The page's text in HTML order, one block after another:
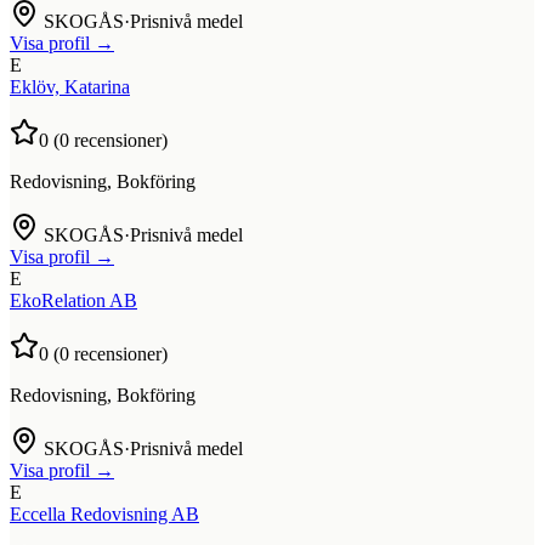
SKOGÅS·Prisnivå medel
Visa profil →
E
Eklöv, Katarina
0 (0 recensioner)
Redovisning, Bokföring
SKOGÅS·Prisnivå medel
Visa profil →
E
EkoRelation AB
0 (0 recensioner)
Redovisning, Bokföring
SKOGÅS·Prisnivå medel
Visa profil →
E
Eccella Redovisning AB